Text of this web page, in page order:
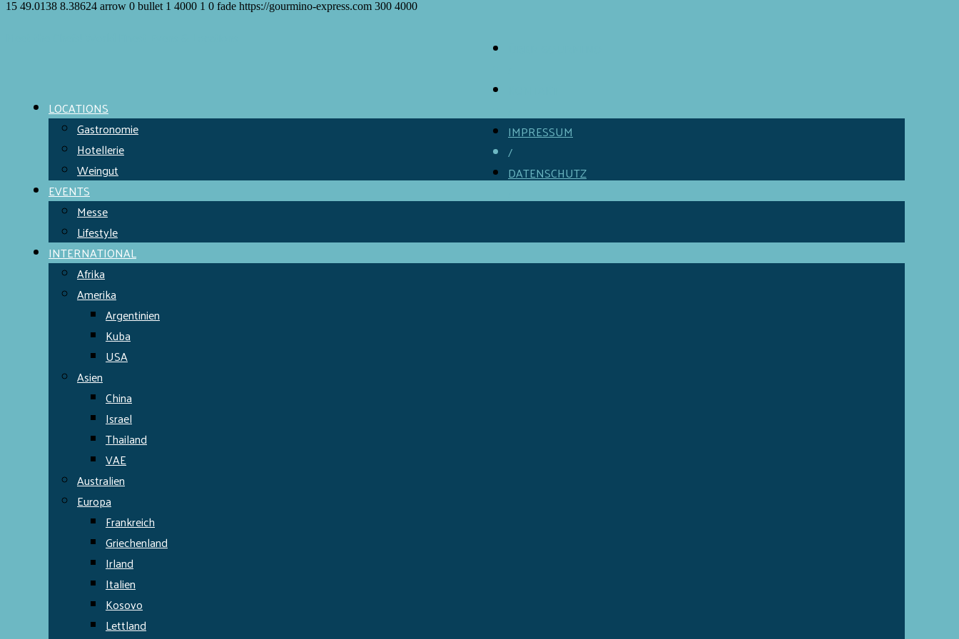
15 49.0138 8.38624 arrow 0 bullet 1 4000 1 0 fade https://gourmino-express.com 300 4000
IMPRESSUM
/
DATENSCHUTZ
LOCATIONS
Gastronomie
Hotellerie
Weingut
EVENTS
Messe
Lifestyle
INTERNATIONAL
Afrika
Amerika
Argentinien
Kuba
USA
Asien
China
Israel
Thailand
VAE
Australien
Europa
Frankreich
Griechenland
Irland
Italien
Kosovo
Lettland